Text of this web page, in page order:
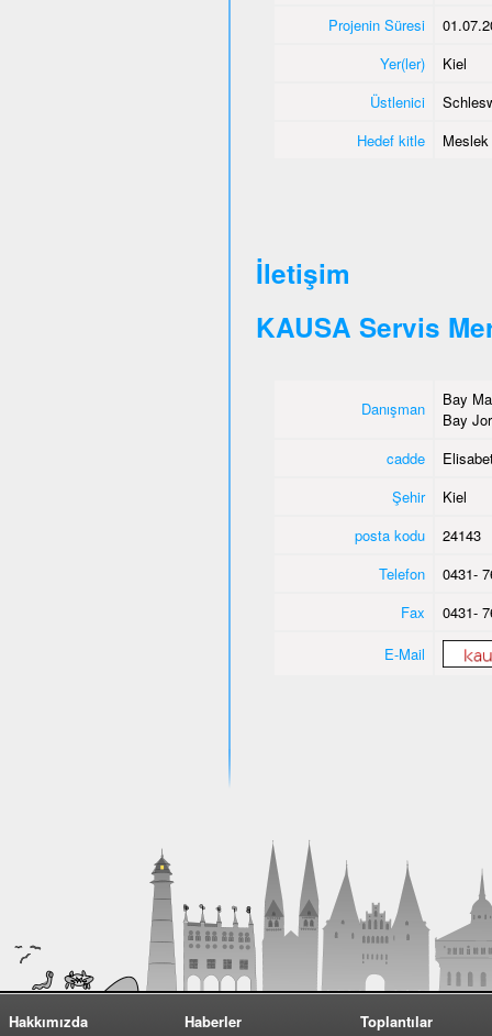
Projenin Süresi
Yer(ler)
Kiel
Üstlenici
Hedef kitle
İletişim
KAUSA Servis
Danışman
Bay
Bay
cadde
Şehir
Kiel
posta kodu
24143
Telefon
0431-
Fax
0431-
E-Mail
Hakkımızda
Haberler
Toplantılar